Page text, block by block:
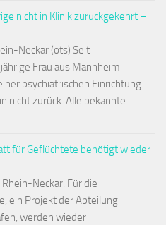
nicht in Klinik zurückgekehrt –
Neckar (ots) Seit
Frau aus Mannheim
psychiatrischen Einrichtung
nicht zurück. Alle bekannte ...
für Geflüchtete benötigt wieder
Neckar. Für die
ein Projekt der Abteilung
werden wieder